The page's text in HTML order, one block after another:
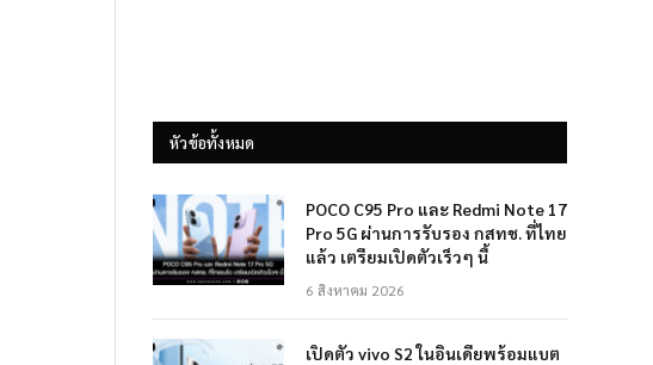
หัวข้อทั้งหมด
POCO C95 Pro และ Redmi Note 17
Pro 5G ผ่านการรับรอง กสทช. ที่ไทย
แล้ว เตรียมเปิดตัวเร็วๆ นี้
6 สิงหาคม 2026
เปิดตัว vivo S2 ในอินเดียพร้อมแบต